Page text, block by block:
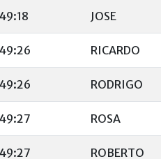
JOSE
RICARDO
RODRIGO
ROSA
ROBERTO